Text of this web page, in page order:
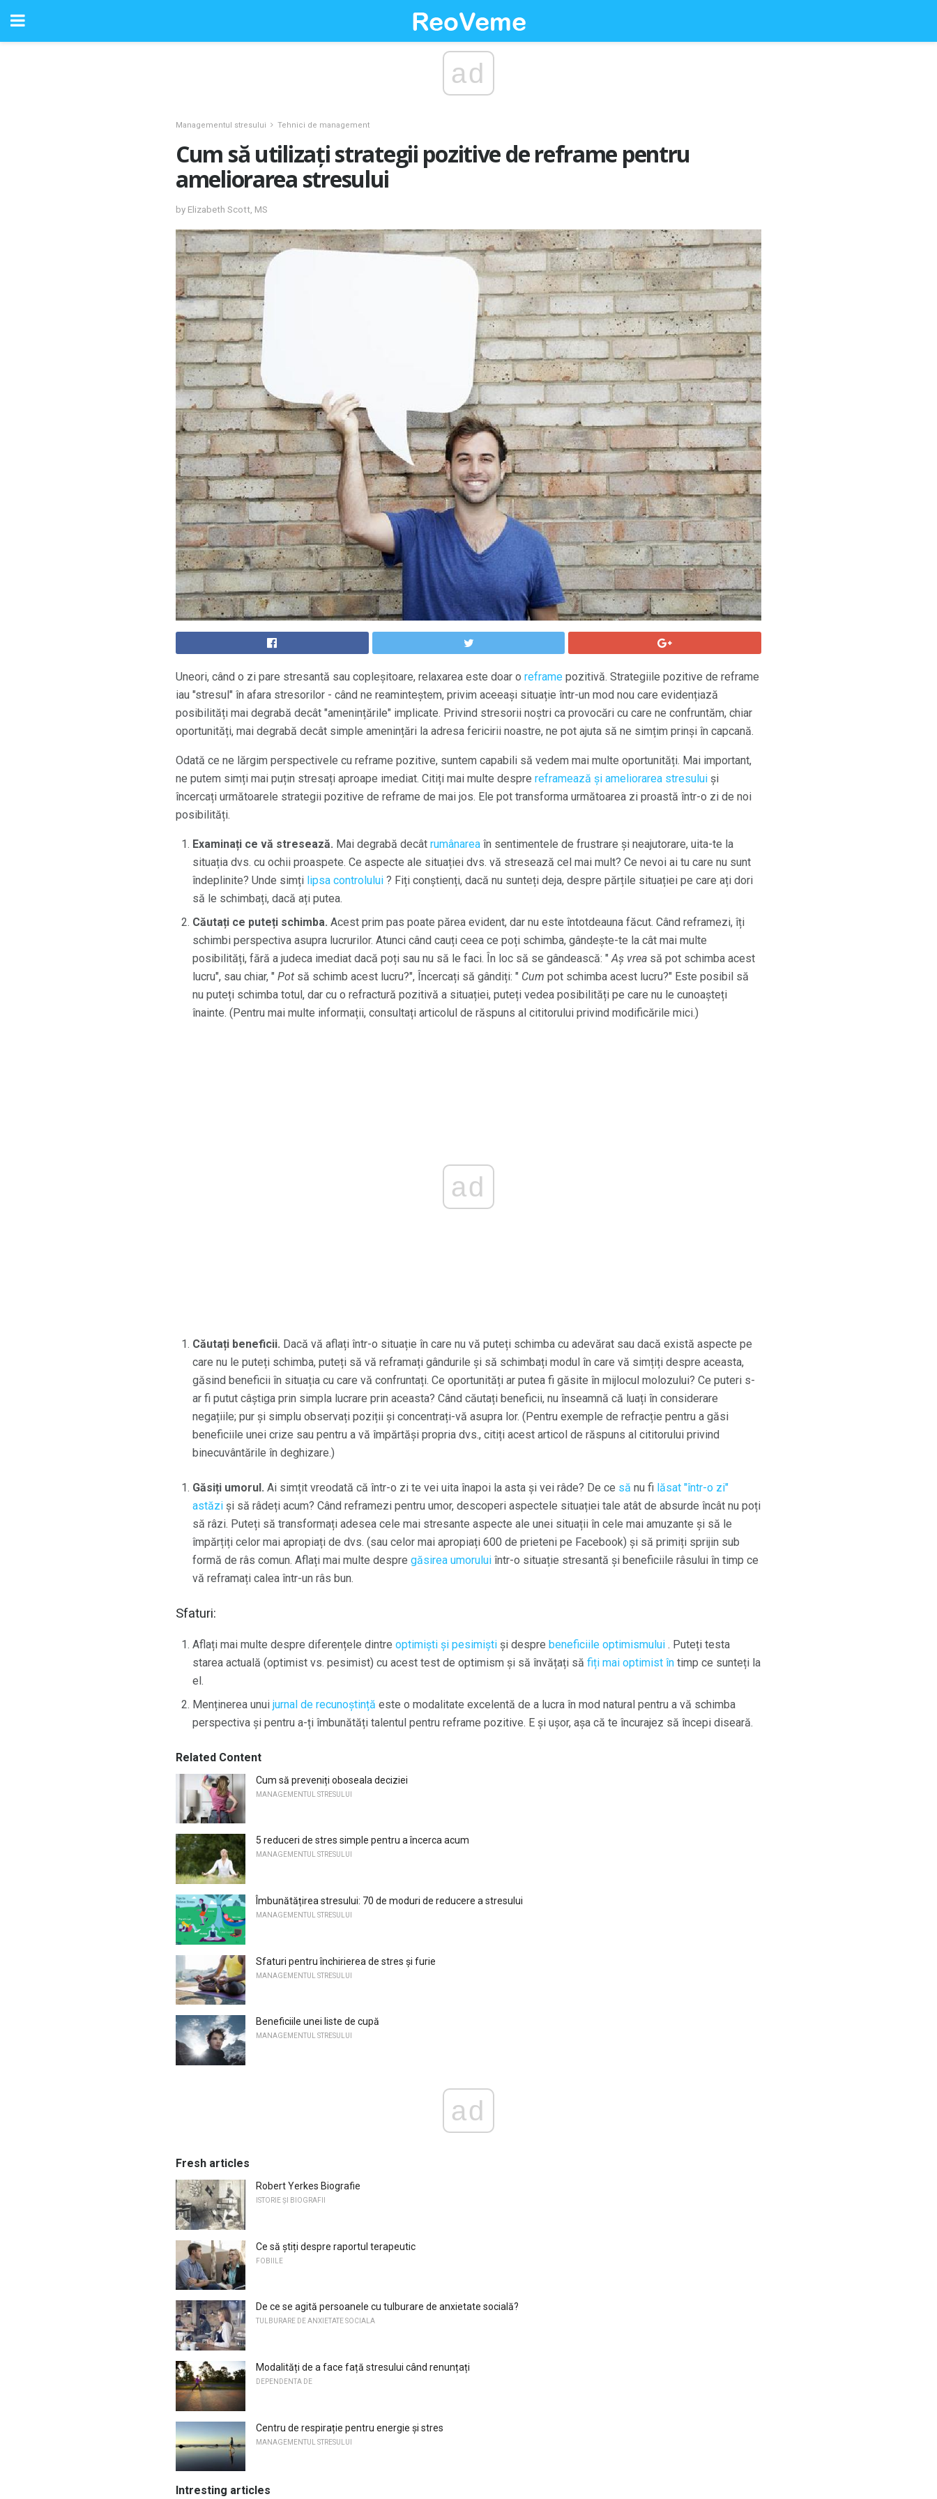
ad
Managementul stresului Tehnici de management
Cum să utilizați strategii pozitive de reframe pentru
ameliorarea stresului
by Elizabeth Scott, MS
Uneori, când o zi pare stresantă sau copleșitoare, relaxarea este doar o reframe pozitivă. Strategiile pozitive de reframe
iau "stresul" în afara stresorilor - când ne reaminteștem, privim aceeași situație într-un mod nou care evidențiază
posibilități mai degrabă decât "amenințările" implicate. Privind stresorii noștri ca provocări cu care ne confruntăm, chiar
oportunități, mai degrabă decât simple amenințări la adresa fericirii noastre, ne pot ajuta să ne simțim prinși în capcană.
Odată ce ne lărgim perspectivele cu reframe pozitive, suntem capabili să vedem mai multe oportunități. Mai important,
ne putem simți mai puțin stresați aproape imediat. Citiți mai multe despre reframează și ameliorarea stresului și
încercați următoarele strategii pozitive de reframe de mai jos. Ele pot transforma următoarea zi proastă într-o zi de noi
posibilități.
Examinați ce vă stresează. Mai degrabă decât rumânarea în sentimentele de frustrare și neajutorare, uita-te la
situația dvs. cu ochii proaspete. Ce aspecte ale situației dvs. vă stresează cel mai mult? Ce nevoi ai tu care nu sunt
îndeplinite? Unde simți lipsa controlului ? Fiți conștienți, dacă nu sunteți deja, despre părțile situației pe care ați dori
să le schimbați, dacă ați putea.
Căutați ce puteți schimba. Acest prim pas poate părea evident, dar nu este întotdeauna făcut. Când reframezi, îți
schimbi perspectiva asupra lucrurilor. Atunci când cauți ceea ce poți schimba, gândește-te la cât mai multe
posibilități, fără a judeca imediat dacă poți sau nu să le faci. În loc să se gândească: "Aș vrea să pot schimba acest
lucru", sau chiar, " Pot să schimb acest lucru?", Încercați să gândiți: " Cum pot schimba acest lucru?" Este posibil să
nu puteți schimba totul, dar cu o refractură pozitivă a situației, puteți vedea posibilități pe care nu le cunoașteți
înainte. (Pentru mai multe informații, consultați articolul de răspuns al cititorului privind modificările mici.)
ad
Căutați beneficii. Dacă vă aflați într-o situație în care nu vă puteți schimba cu adevărat sau dacă există aspecte pe
care nu le puteți schimba, puteți să vă reframați gândurile și să schimbați modul în care vă simțiți despre aceasta,
găsind beneficii în situația cu care vă confruntați. Ce oportunități ar putea fi găsite în mijlocul molozului? Ce puteri s-
ar fi putut câștiga prin simpla lucrare prin aceasta? Când căutați beneficii, nu înseamnă că luați în considerare
negațiile; pur și simplu observați poziții și concentrați-vă asupra lor. (Pentru exemple de refracție pentru a găsi
beneficiile unei crize sau pentru a vă împărtăși propria dvs., citiți acest articol de răspuns al cititorului privind
binecuvântările în deghizare.)
Găsiți umorul. Ai simțit vreodată că într-o zi te vei uita înapoi la asta și vei râde? De ce să nu fi lăsat "într-o zi"
astăzi și să râdeți acum? Când reframezi pentru umor, descoperi aspectele situației tale atât de absurde încât nu poți
să râzi. Puteți să transformați adesea cele mai stresante aspecte ale unei situații în cele mai amuzante și să le
împărțiți celor mai apropiați de dvs. (sau celor mai apropiați 600 de prieteni pe Facebook) și să primiți sprijin sub
formă de râs comun. Aflați mai multe despre găsirea umorului într-o situație stresantă și beneficiile râsului în timp ce
vă reframați calea într-un râs bun.
Sfaturi:
Aflați mai multe despre diferențele dintre optimiști și pesimiști și despre beneficiile optimismului . Puteți testa
starea actuală (optimist vs. pesimist) cu acest test de optimism și să învățați să fiți mai optimist în timp ce sunteți la
el.
Menținerea unui jurnal de recunoștință este o modalitate excelentă de a lucra în mod natural pentru a vă schimba
perspectiva și pentru a-ți îmbunătăți talentul pentru reframe pozitive. E și ușor, așa că te încurajez să începi diseară.
Related Content
Cum să preveniți oboseala deciziei
MANAGEMENTUL STRESULUI
5 reduceri de stres simple pentru a încerca acum
MANAGEMENTUL STRESULUI
Îmbunătățirea stresului: 70 de moduri de reducere a stresului
MANAGEMENTUL STRESULUI
Sfaturi pentru închirierea de stres și furie
MANAGEMENTUL STRESULUI
Beneficiile unei liste de cupă
MANAGEMENTUL STRESULUI
ad
Fresh articles
Robert Yerkes Biografie
ISTORIE ȘI BIOGRAFII
Ce să știți despre raportul terapeutic
FOBIILE
De ce se agită persoanele cu tulburare de anxietate socială?
TULBURARE DE ANXIETATE SOCIALA
Modalități de a face față stresului când renunțați
DEPENDENTA DE
Centru de respirație pentru energie și stres
MANAGEMENTUL STRESULUI
Intresting articles